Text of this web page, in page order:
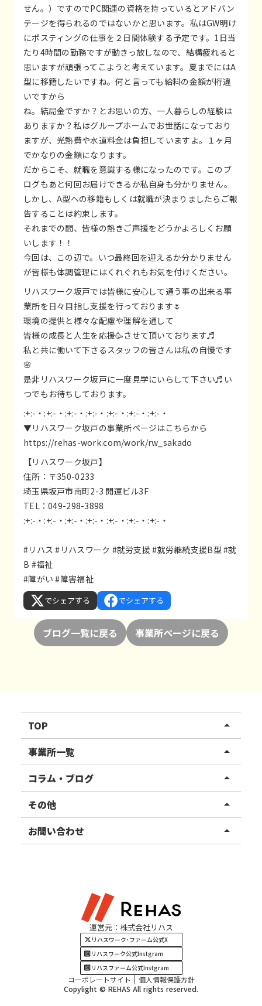
せん。）ですのでPC関連の資格を持っているとアドバン
テージを得られるのではないかと思います。私はGW明け
にポスティングの仕事を２日間体験する予定です。1日当
たり4時間の勤務ですが動きっ放しなので、結構疲れると
思いますが頑張ってこようと考えています。夏までにはA
型に移籍したいですね。何と言っても給料の金額が桁違
いですから
ね。結局金ですか？とお思いの方、一人暮らしの経験は
ありますか？私はグループホームでお世話になっており
ますが、光熱費や水道料金は負担していますよ。１ヶ月
でかなりの金額になります。
だからこそ、就職を意識する様になったのです。このブ
ログもあと何回お届けできるか私自身も分かりません。
しかし、A型への移籍もしくは就職が決まりましたらご報
告することは約束します。
それまでの間、皆様の熱きご声援をどうかよろしくお願
いします！！
今回は、この辺で。いつ最終回を迎えるか分かりません
が皆様も体調管理にはくれぐれもお気を付けください。
リハスワーク坂戸では皆様に安心して通う事の出来る事
業所を日々目指し支援を行っております🌷
環境の提供と様々な配慮や理解を通して
皆様の成長と人生を応援🥳させて頂いております♬
私と共に働いて下さるスタッフの皆さんは私の自慢です
🌸
是非リハスワーク坂戸に一度見学にいらして下さい♬い
つでもお待ちしております。
:+:-・:+:-・:+:-・:+:-・:+:-・:+:-・:+:-・
▼リハスワーク坂戸の事業所ページはこちらから
https://rehas-work.com/work/rw_sakado
【リハスワーク坂戸】
住所：〒350-0233
埼玉県坂戸市南町2-3 開運ビル3F
TEL：049-298-3898
:+:-・:+:-・:+:-・:+:-・:+:-・:+:-・:+:-・
#リハス #リハスワーク #就労支援 #就労継続支援B型 #就
B #福祉
#障がい #障害福祉
でシェアする でシェアする
ブログ一覧に戻る 事業所ページに戻る
TOP arrow_drop_up
リハスワーク
リハスファーム
事業所一覧 arrow_drop_up
関東エリア
東北エリア
甲信越エリア
四国・九州エリア
コラム・ブログ arrow_drop_up
事業所ブログ
ご利用者様の声
その他 arrow_drop_up
お知らせ
お問い合わせ arrow_drop_up
運営元：株式会社リハス
リハスワーク･ファーム公式X
リハスワーク公式Instgram
リハスファーム公式Instgram
コーポレートサイト
個人情報保護方針
Copylight © REHAS All rights reserved.